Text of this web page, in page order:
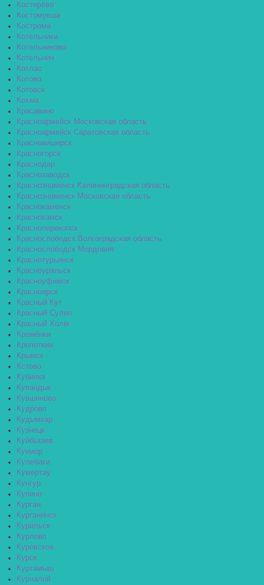
Костерёво
Костомукша
Кострома
Котельники
Котельниково
Котельнич
Котлас
Котово
Котовск
Кохма
Красавино
Красноармейск Московская область
Красноармейск Саратовская область
Красновишерск
Красногорск
Краснодар
Краснозаводск
Краснознаменск Калининградская область
Краснознаменск Московская область
Краснокаменск
Краснокамск
Красноперекопск
Краснослободск Волгоградская область
Краснослободск Мордовия
Краснотурьинск
Красноуральск
Красноуфимск
Красноярск
Красный Кут
Красный Сулин
Красный Холм
Кремёнки
Кропоткин
Крымск
Кстово
Кубинка
Кувандык
Кувшиново
Кудрово
Кудымкар
Кузнецк
Куйбышев
Кукмор
Кулебаки
Кумертау
Кунгур
Купино
Курган
Курганинск
Курильск
Курлово
Куровское
Курск
Куртамыш
Курчалой